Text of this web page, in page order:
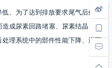
、为了达到排放要求尾气后处理
成尿素回路堵塞、尿素结晶（消
理系统中的部件性能下降、进而